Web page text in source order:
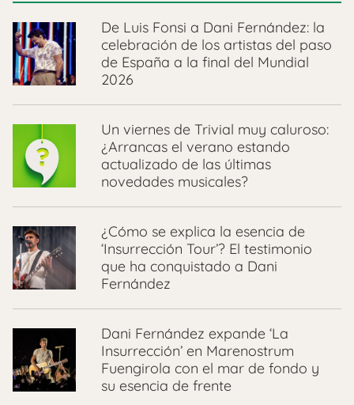
De Luis Fonsi a Dani Fernández: la
celebración de los artistas del paso
de España a la final del Mundial
2026
Un viernes de Trivial muy caluroso:
¿Arrancas el verano estando
actualizado de las últimas
novedades musicales?
¿Cómo se explica la esencia de
‘Insurrección Tour’? El testimonio
que ha conquistado a Dani
Fernández
Dani Fernández expande ‘La
Insurrección’ en Marenostrum
Fuengirola con el mar de fondo y
su esencia de frente